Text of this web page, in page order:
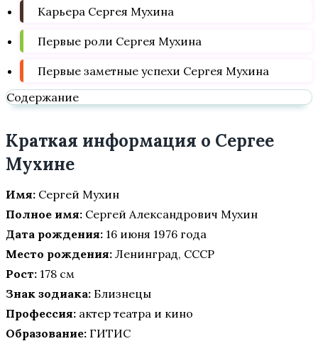
Карьера Сергея Мухина
Первые роли Сергея Мухина
Первые заметные успехи Сергея Мухина
Содержание
Краткая информация о Сергее
Мухине
Имя: Сергей Мухин
Полное имя: Сергей Александрович Мухин
Дата рождения: 16 июня 1976 года
Место рождения: Ленинград, СССР
Рост: 178 см
Знак зодиака: Близнецы
Профессия: актер театра и кино
Образование: ГИТИС